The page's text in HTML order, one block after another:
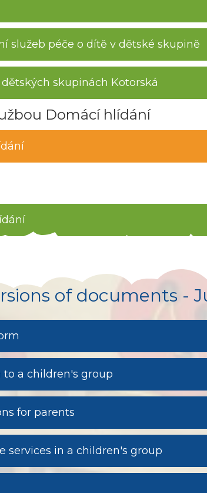
služeb péče o dítě v dětské skupině
skupinách Kotorská
Domácí hlídání
of documents -
a children's group
for parents
services in a children's group